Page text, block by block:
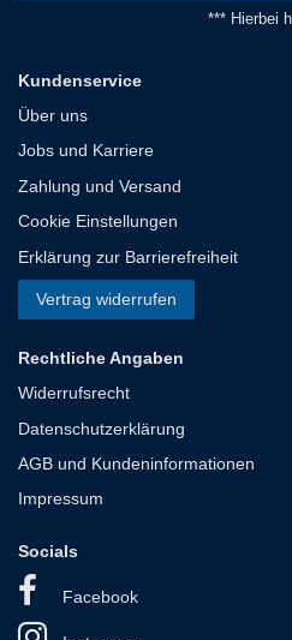
*** Hierbei
Kundenservice
Über uns
Jobs und Karriere
Zahlung und Versand
Cookie Einstellungen
Erklärung zur Barrierefreiheit
Vertrag widerrufen
Rechtliche Angaben
Widerrufsrecht
Datenschutzerklärung
AGB und Kundeninformationen
Impressum
Socials
Facebook